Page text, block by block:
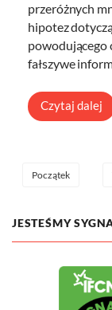
przeróżnych
hipotez
powodującego
fałszywe
Czytaj dalej
Początek
JESTEŚMY